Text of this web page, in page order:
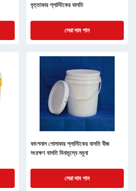
বৃত্তাকার প্লাস্টিকের বালতি
সেরা দাম পান
ফাংশনাল গোলাকার প্লাস্টিকের বালতি বীজ
সংরক্ষণ বালতি বিনামূল্যে নমুনা
সেরা দাম পান